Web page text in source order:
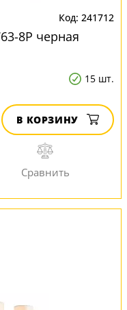
241712
8P черная
15 шт.
В КОРЗИНУ